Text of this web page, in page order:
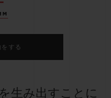
する
生み出すことに